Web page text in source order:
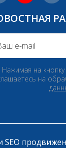
Нажимая на
на
SEO